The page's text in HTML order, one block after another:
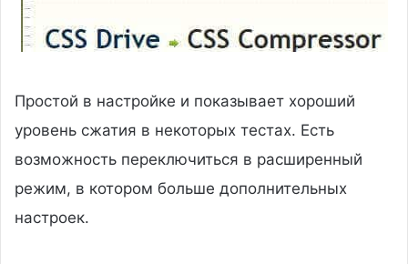
Простой в настройке и показывает хороший
уровень сжатия в некоторых тестах. Есть
возможность переключиться в расширенный
режим, в котором больше дополнительных
настроек.